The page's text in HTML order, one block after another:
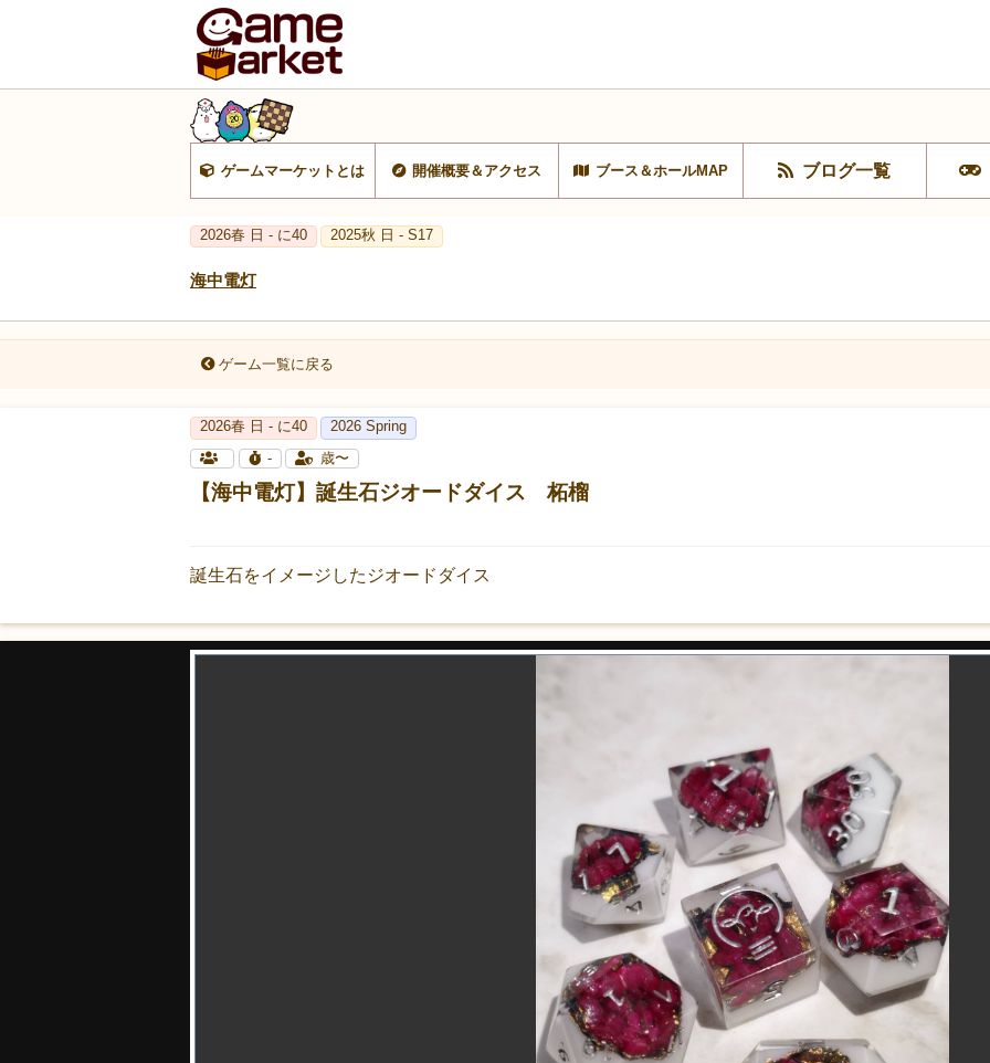
ゲームマーケットとは 開催概要＆アクセス ブース＆ホールMAP ブログ一覧
2026春 日 - に40 2025秋 日 - S17
海中電灯
ゲーム一覧に戻る
2026春 日 - に40
2026 Spring
-
歳〜
【海中電灯】誕生石ジオードダイス 柘榴
誕生石をイメージしたジオードダイス